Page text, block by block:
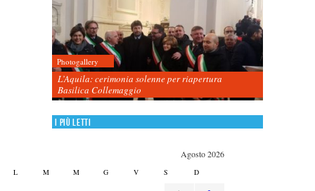
Photogallery
L’Aquila: cerimonia solenne per riapertura
Basilica Collemaggio
I più letti
Agosto 2026
L M M G V S D